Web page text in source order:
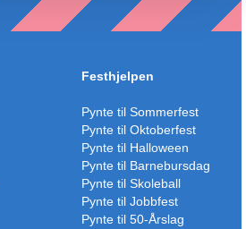
Festhjelpen
Pynte til Sommerfest
Pynte til Oktoberfest
Pynte til Halloween
Pynte til Barnebursdag
Pynte til Skoleball
Pynte til Jobbfest
Pynte til 50-Årslag